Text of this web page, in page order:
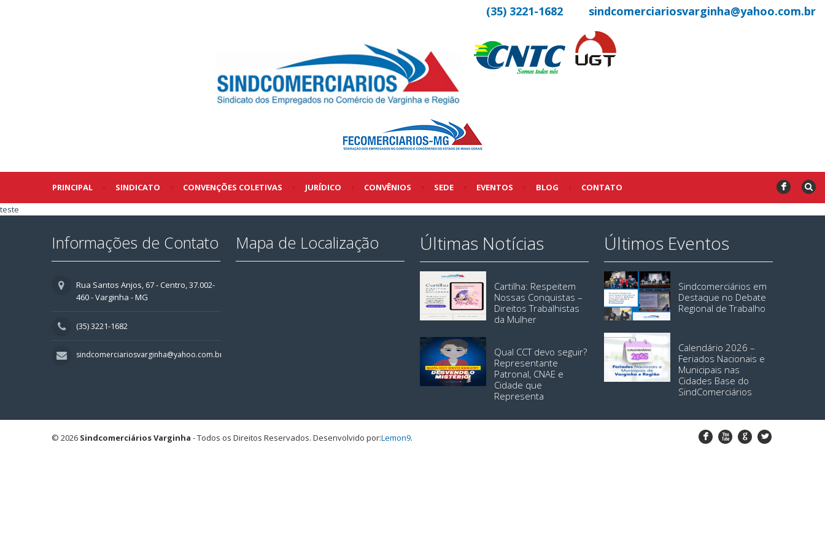
(35) 3221-1682 sindcomerciariosvarginha@yahoo.com.br
PRINCIPAL • SINDICATO • CONVENÇÕES COLETIVAS • JURÍDICO • CONVÊNIOS • SEDE • EVENTOS • BLOG • CONTATO F
teste
Informações de Contato
Rua Santos Anjos, 67 - Centro, 37.002-
460 - Varginha - MG
(35) 3221-1682
sindcomerciariosvarginha@yahoo.com.br
Mapa de Localização Últimas Notícias
Cartilha: Respeitem
Nossas Conquistas –
Direitos Trabalhistas
da Mulher
Qual CCT devo seguir?
Representante
Patronal, CNAE e
Cidade que
Representa
Últimos Eventos
Sindcomerciários em
Destaque no Debate
Regional de Trabalho
Calendário 2026 –
Feriados Nacionais e
Municipais nas
Cidades Base do
SindComerciários
© 2026 Sindcomerciários Varginha - Todos os Direitos Reservados. Desenvolvido por:Lemon9. F X G L